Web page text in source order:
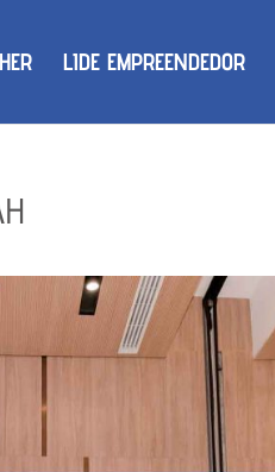
LIDE EMPREENDEDOR